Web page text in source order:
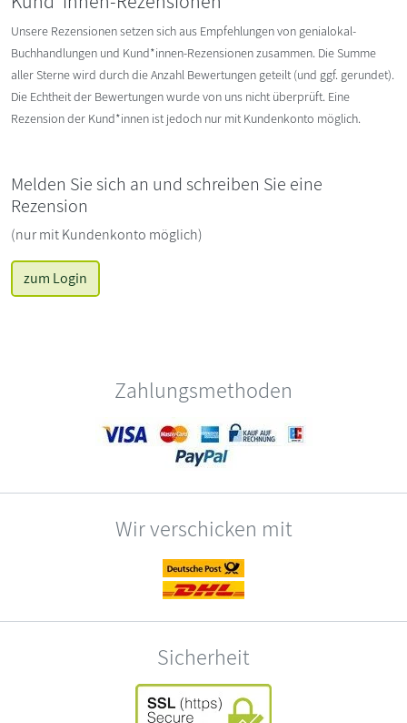
Unsere Rezensionen setzen sich aus Empfehlungen von genialokal-
Buchhandlungen und Kund*innen-Rezensionen zusammen. Die Summe
aller Sterne wird durch die Anzahl Bewertungen geteilt (und ggf. gerundet).
Die Echtheit der Bewertungen wurde von uns nicht überprüft. Eine
Rezension der Kund*innen ist jedoch nur mit Kundenkonto möglich.
Melden Sie sich an und schreiben Sie eine
Rezension
(nur mit Kundenkonto möglich)
zum Login
Zahlungsmethoden
Wir verschicken mit
Sicherheit